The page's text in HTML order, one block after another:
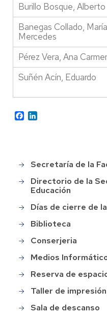
Burillo Bosque, Alberto
Banegas Collado, María
Mercedes
Pérez Vera, Ana
Suñén Acín, Eduardo
Facebook
Main
menu
Secretaría de la
Directorio de la
Educación
Días de cierre de
Biblioteca
Conserjeria
Medios
Reserva de
Taller de
Sala de descanso